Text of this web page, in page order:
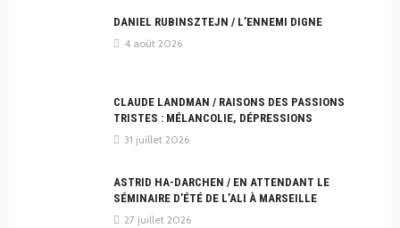
DANIEL RUBINSZTEJN / L’ENNEMI DIGNE
4 août 2026
CLAUDE LANDMAN / RAISONS DES PASSIONS
TRISTES : MÉLANCOLIE, DÉPRESSIONS
31 juillet 2026
ASTRID HA-DARCHEN / EN ATTENDANT LE
SÉMINAIRE D’ÉTÉ DE L’ALI À MARSEILLE
27 juillet 2026